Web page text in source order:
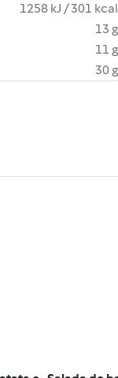
1258 kJ / 301 kcal
13 g
11 g
30 g